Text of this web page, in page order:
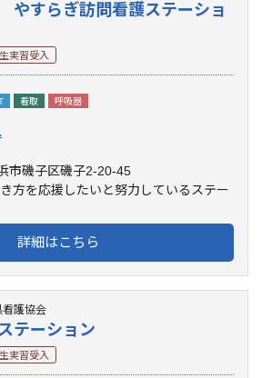
やすらぎ訪問看護ステーショ
実習受入
看取 呼吸器
市磯子区磯子2-20-45
方を応援したいと努力しているステー
詳細はこちら
護協会
テーション
実習受入